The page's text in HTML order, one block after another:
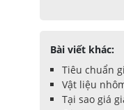
Bài viết khác:
Tiêu chuẩn
Vật liệu
Tại sao giá